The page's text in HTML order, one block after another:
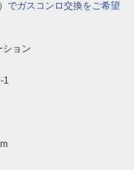
でガスコンロ交換をご希望
ション
1